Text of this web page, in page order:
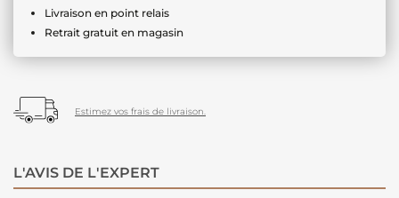
Livraison en point relais
Retrait gratuit en magasin
Estimez vos frais de livraison.
L'AVIS DE L'EXPERT